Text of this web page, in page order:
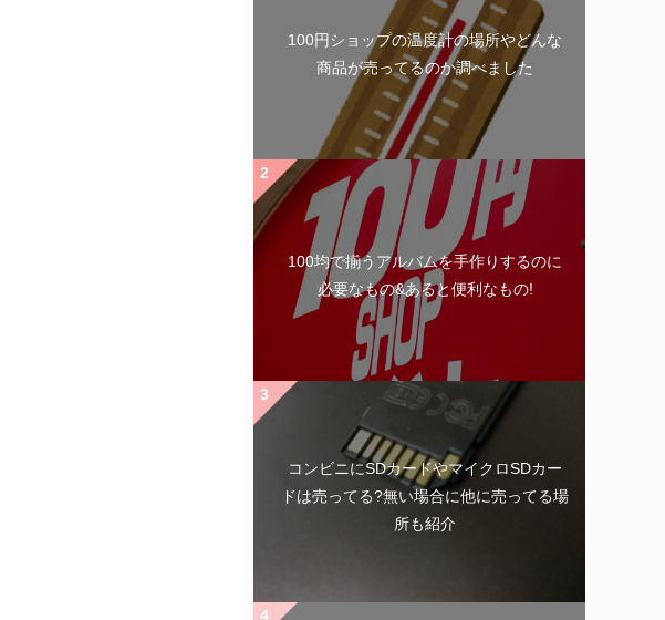
100円ショップの温度計の場所やどんな
商品が売ってるのか調べました
100均で揃うアルバムを手作りするのに
必要なもの&あると便利なもの!
コンビニにSDカードやマイクロSDカー
ドは売ってる?無い場合に他に売ってる場
所も紹介